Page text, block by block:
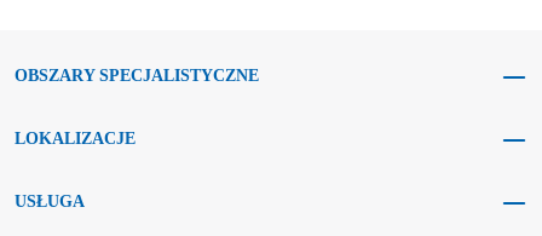
OBSZARY SPECJALISTYCZNE
LOKALIZACJE
USŁUGA